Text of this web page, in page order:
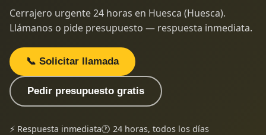
Cerrajero urgente 24 horas en Huesca (Huesca).
Llámanos o pide presupuesto — respuesta inmediata.
📞 Solicitar llamada
Pedir presupuesto gratis
⚡ Respuesta inmediata🕐 24 horas, todos los días